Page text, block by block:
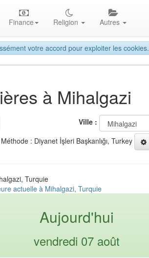
votre accord pour exploiter les cookies.
Finance Religion Autres
à Mihalgazi
Ville :
Méthode : Diyanet İşleri Başkanlığı, Turkey
Turquie
actuelle à Mihalgazi, Turquie
Aujourd'hui
vendredi 07 août